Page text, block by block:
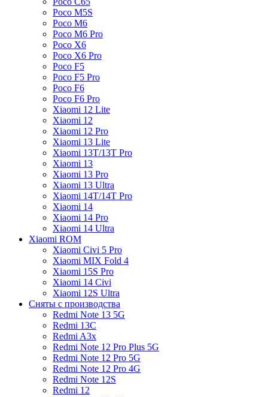
Poco M5S
Poco M6
Poco M6 Pro
Poco X6
Poco X6 Pro
Poco F5
Poco F5 Pro
Poco F6
Poco F6 Pro
Xiaomi 12 Lite
Xiaomi 12
Xiaomi 12 Pro
Xiaomi 13 Lite
Xiaomi 13T/13T Pro
Xiaomi 13
Xiaomi 13 Pro
Xiaomi 13 Ultra
Xiaomi 14T/14T Pro
Xiaomi 14
Xiaomi 14 Pro
Xiaomi 14 Ultra
Xiaomi ROM
Xiaomi Civi 5 Pro
Xiaomi MIX Fold 4
Xiaomi 15S Pro
Xiaomi 14 Civi
Xiaomi 12S Ultra
Сняты с производства
Redmi Note 13 5G
Redmi 13C
Redmi A3x
Redmi Note 12 Pro Plus 5G
Redmi Note 12 Pro 5G
Redmi Note 12 Pro 4G
Redmi Note 12S
Redmi 12